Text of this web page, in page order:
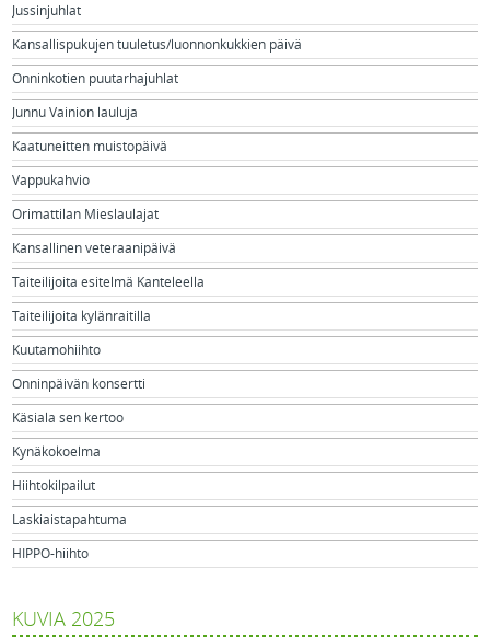
Jussinjuhlat
Kansallispukujen tuuletus/luonnonkukkien päivä
Onninkotien puutarhajuhlat
Junnu Vainion lauluja
Kaatuneitten muistopäivä
Vappukahvio
Orimattilan Mieslaulajat
Kansallinen veteraanipäivä
Taiteilijoita esitelmä Kanteleella
Taiteilijoita kylänraitilla
Kuutamohiihto
Onninpäivän konsertti
Käsiala sen kertoo
Kynäkokoelma
Hiihtokilpailut
Laskiaistapahtuma
HIPPO-hiihto
KUVIA 2025